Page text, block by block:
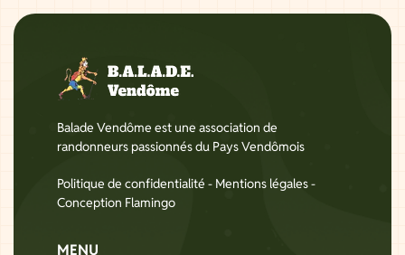
Balade Vendôme est une association de
randonneurs passionnés du Pays Vendômois
Politique de confidentialité - Mentions légales-
Conception Flamingo
MENU